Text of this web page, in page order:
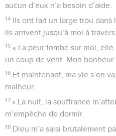
aucun d’eux n’a besoin d’aide.
14 Ils ont fait un large trou
ils arrivent jusqu’à moi à
15 « La peur tombe sur moi,
un coup de vent. Mon bonheur
16 Et maintenant, ma vie s’en
malheur.
17 « La nuit, la souffrance
m’empêche de dormir.
18 Dieu m’a saisi brutalement